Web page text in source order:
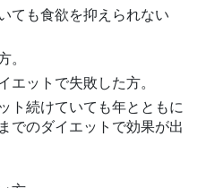
ても食欲を抑えられない
。
エットで失敗した方。
ト続けていても年とともに
でのダイエットで効果が出